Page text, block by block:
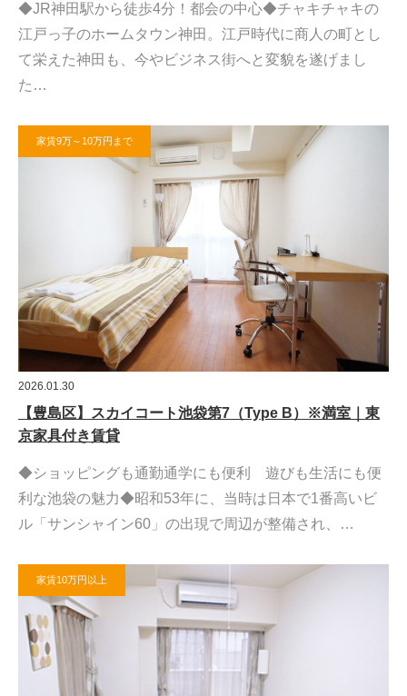
◆JR神田駅から徒歩4分！都会の中心◆チャキチャキの
江戸っ子のホームタウン神田。江戸時代に商人の町とし
て栄えた神田も、今やビジネス街へと変貌を遂げまし
た…
家賃9万～10万円まで
2026.01.30
【豊島区】スカイコート池袋第7（Type B）※満室｜東
京家具付き賃貸
◆ショッピングも通勤通学にも便利 遊びも生活にも便
利な池袋の魅力◆昭和53年に、当時は日本で1番高いビ
ル「サンシャイン60」の出現で周辺が整備され、…
家賃10万円以上